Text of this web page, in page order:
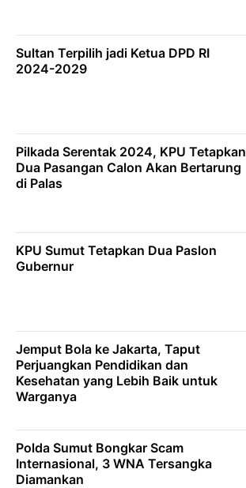
Sultan Terpilih jadi Ketua DPD RI
2024-2029
Pilkada Serentak 2024, KPU Tetapkan
Dua Pasangan Calon Akan Bertarung
di Palas
KPU Sumut Tetapkan Dua Paslon
Gubernur
Jemput Bola ke Jakarta, Taput
Perjuangkan Pendidikan dan
Kesehatan yang Lebih Baik untuk
Warganya
Polda Sumut Bongkar Scam
Internasional, 3 WNA Tersangka
Diamankan